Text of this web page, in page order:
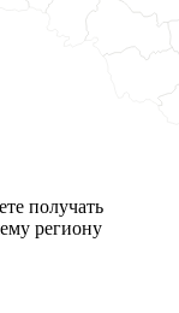
получать
региону